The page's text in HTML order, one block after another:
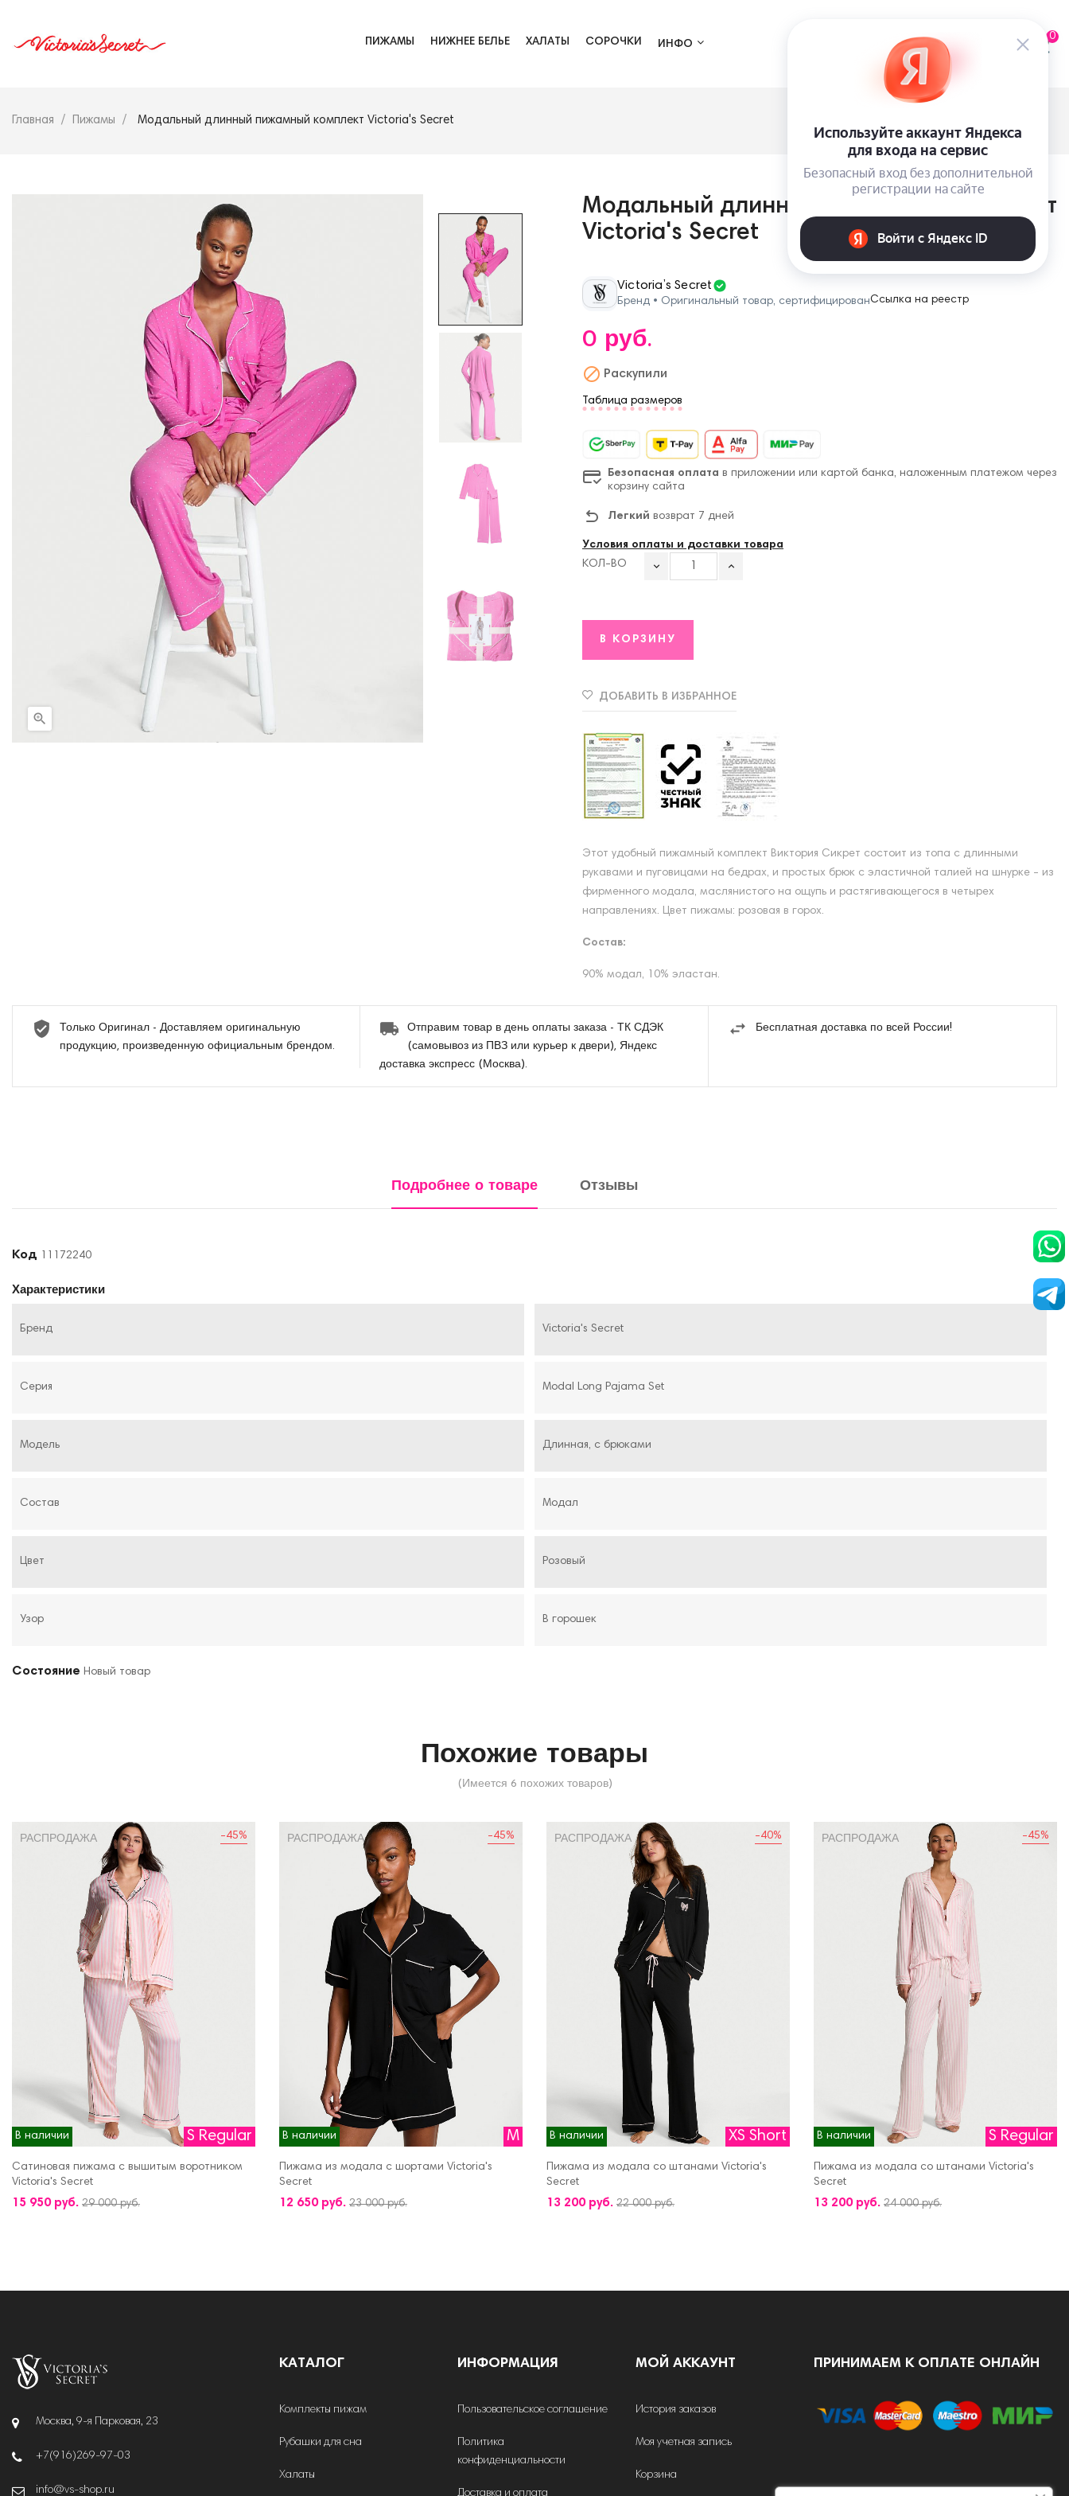
ПИЖАМЫ НИЖНЕЕ БЕЛЬЕ ХАЛАТЫ СОРОЧКИ ИНФО
0
Главная Пижамы Модальный длинный пижамный комплект Victoria's Secret

Модальный длинный пижамный комплект
Victoria's Secret
Victoria’s Secret
Бренд • Оригинальный товар, сертифицированСсылка на реестр
0 руб.
 Раскупили
Таблица размеров
Безопасная оплата в приложении или картой банка, наложенным платежом через
корзину сайта
Легкий возврат 7 дней
Условия оплаты и доставки товара
КОЛ-ВО
В КОРЗИНУ
ДОБАВИТЬ В ИЗБРАННОЕ
Этот удобный пижамный комплект Виктория Сикрет состоит из топа с длинными
рукавами и пуговицами на бедрах, и простых брюк с эластичной талией на шнурке - из
фирменного модала, маслянистого на ощупь и растягивающегося в четырех
направлениях. Цвет пижамы: розовая в горох.
Состав:
90% модал, 10% эластан.
Только Оригинал - Доставляем оригинальную
продукцию, произведенную официальным брендом.
Отправим товар в день оплаты заказа - ТК СДЭК
(самовывоз из ПВЗ или курьер к двери), Яндекс
доставка экспресс (Москва).
Бесплатная доставка по всей России!
Подробнее о товаре Отзывы
Код 11172240
Характеристики
Бренд Victoria's Secret
Серия Modal Long Pajama Set
Модель Длинная, с брюками
Состав Модал
Цвет Розовый
Узор В горошек
Состояние Новый товар
Похожие товары
(Имеется 6 похожих товаров)
-45%
РАСПРОДАЖА
В наличии S Regular
Сатиновая пижама с вышитым воротником
Victoria's Secret
15 950 руб. 29 000 руб.
-45%
РАСПРОДАЖА
В наличии M
Пижама из модала с шортами Victoria's
Secret
12 650 руб. 23 000 руб.
-40%
РАСПРОДАЖА
В наличии XS Short
Пижама из модала со штанами Victoria's
Secret
13 200 руб. 22 000 руб.
-45%
РАСПРОДАЖА
В наличии S Regular
Пижама из модала со штанами Victoria's
Secret
13 200 руб. 24 000 руб.
Москва, 9-я Парковая, 23
+7(916)269-97-03
info@vs-shop.ru
КАТАЛОГ
Комплекты пижам
Рубашки для сна
Халаты
ИНФОРМАЦИЯ
Пользовательское соглашение
Политика
конфиденциальности
МОЙ АККАУНТ
История заказов
Моя учетная запись
Корзина
ПРИНИМАЕМ К ОПЛАТЕ ОНЛАЙН